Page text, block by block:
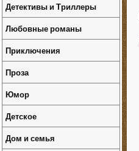
Детективы и Триллеры
Любовные романы
Приключения
Проза
Юмор
Детское
Дом и семья